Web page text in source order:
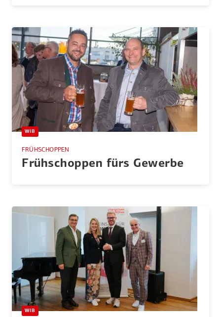
WIB
FRÜHSCHOPPEN
Frühschoppen fürs Gewerbe
WIB